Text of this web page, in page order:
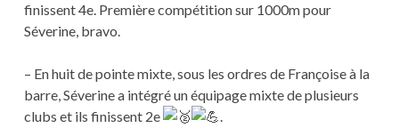
finissent 4e. Première compétition sur 1000m pour
Séverine, bravo.
– En huit de pointe mixte, sous les ordres de Françoise à la
barre, Séverine a intégré un équipage mixte de plusieurs
clubs et ils finissent 2e
.